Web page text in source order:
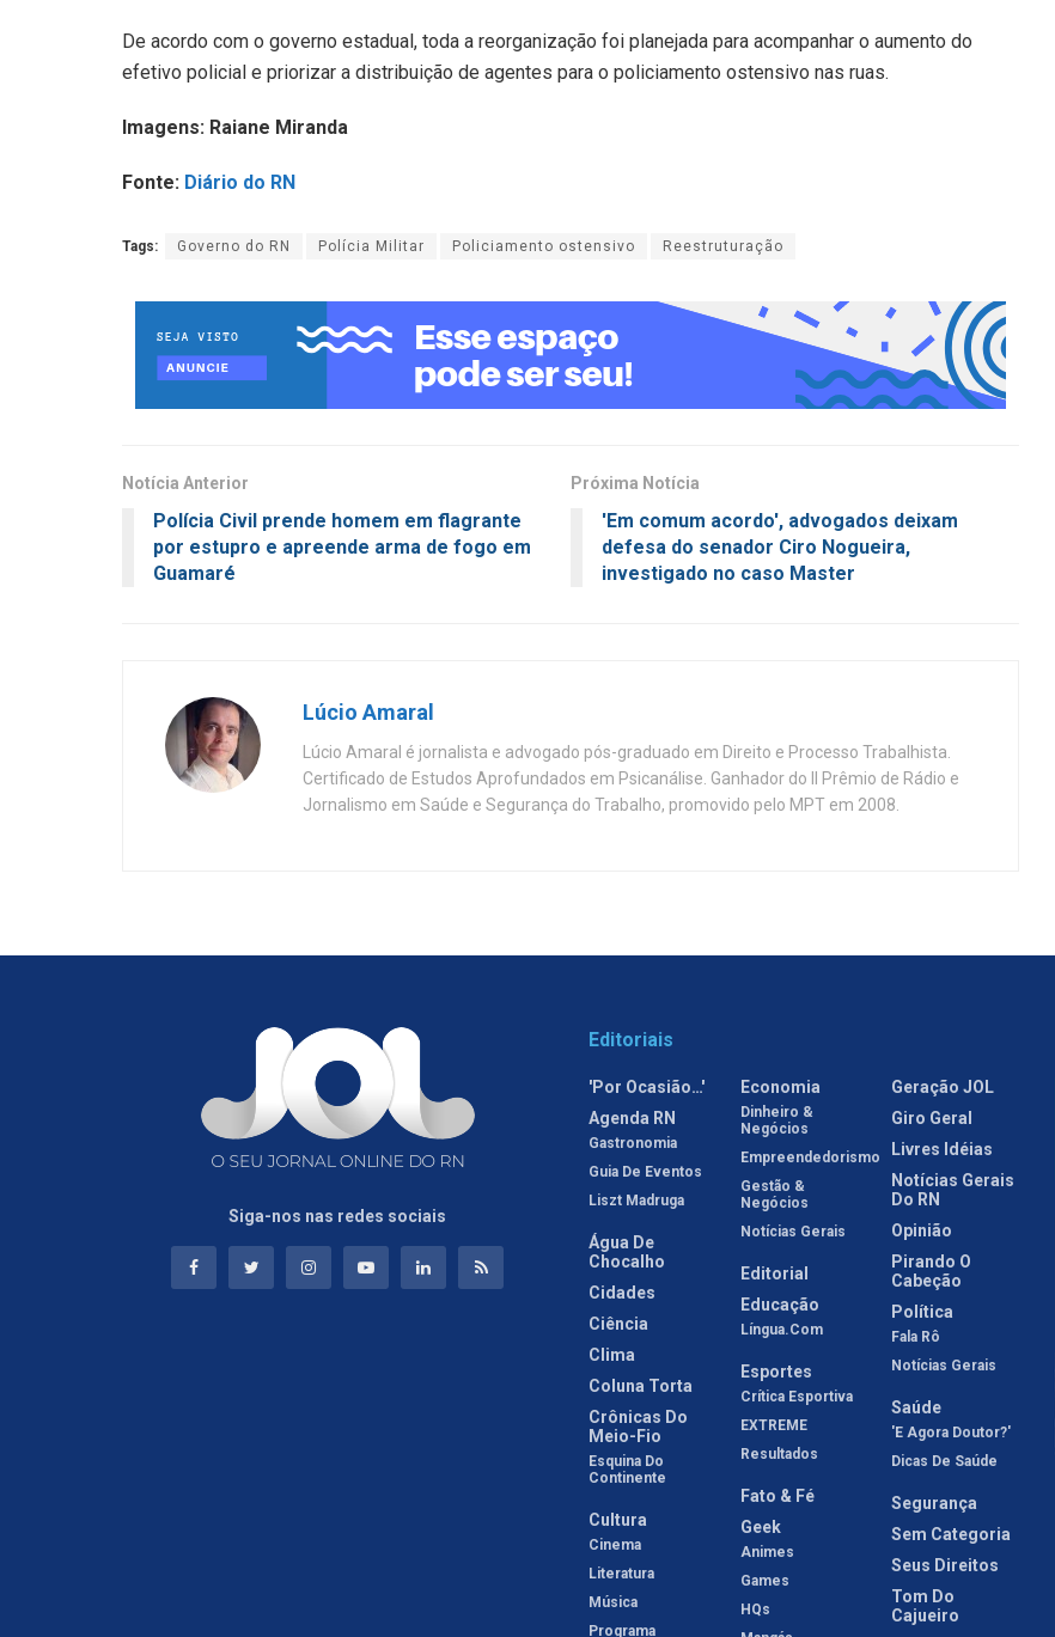
De acordo com o governo estadual, toda a reorganização foi planejada para acompanhar o aumento do
efetivo policial e priorizar a distribuição de agentes para o policiamento ostensivo nas ruas.
Imagens: Raiane Miranda
Fonte: Diário do RN
Tags: Governo do RN Polícia Militar Policiamento ostensivo Reestruturação
Notícia Anterior
Polícia Civil prende homem em flagrante
por estupro e apreende arma de fogo em
Guamaré
Próxima Notícia
'Em comum acordo', advogados deixam
defesa do senador Ciro Nogueira,
investigado no caso Master
Lúcio Amaral
Lúcio Amaral é jornalista e advogado pós-graduado em Direito e Processo Trabalhista.
Certificado de Estudos Aprofundados em Psicanálise. Ganhador do II Prêmio de Rádio e
Jornalismo em Saúde e Segurança do Trabalho, promovido pelo MPT em 2008.
Siga-nos nas redes sociais
Editoriais
'Por Ocasião…'
Agenda RN
Gastronomia
Guia De Eventos
Liszt Madruga
Água De
Chocalho
Cidades
Ciência
Clima
Coluna Torta
Crônicas Do
Meio-Fio
Esquina Do
Continente
Cultura
Cinema
Literatura
Música
Programa
Economia
Dinheiro &
Negócios
Empreendedorismo
Gestão &
Negócios
Notícias Gerais
Editorial
Educação
Língua.com
Esportes
Crítica Esportiva
EXTREME
Resultados
Fato & Fé
Geek
Animes
Games
HQs
Geração JOL
Giro Geral
Livres Idéias
Notícias Gerais
Do RN
Opinião
Pirando O
Cabeção
Política
Fala Rô
Notícias Gerais
Saúde
'E Agora Doutor?'
Dicas De Saúde
Segurança
Sem Categoria
Seus Direitos
Tom Do
Cajueiro